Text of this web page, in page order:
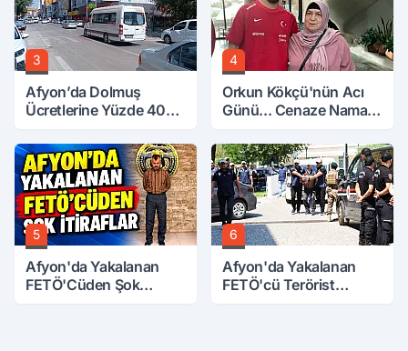
3
Afyon’da Dolmuş
Ücretlerine Yüzde 40
4
Orkun Kökçü'nün Acı
Günü... Cenaze Namazı
5
Afyon'da Yakalanan
FETÖ'Cüden Şok
6
Afyon'da Yakalanan
FETÖ'cü Terörist